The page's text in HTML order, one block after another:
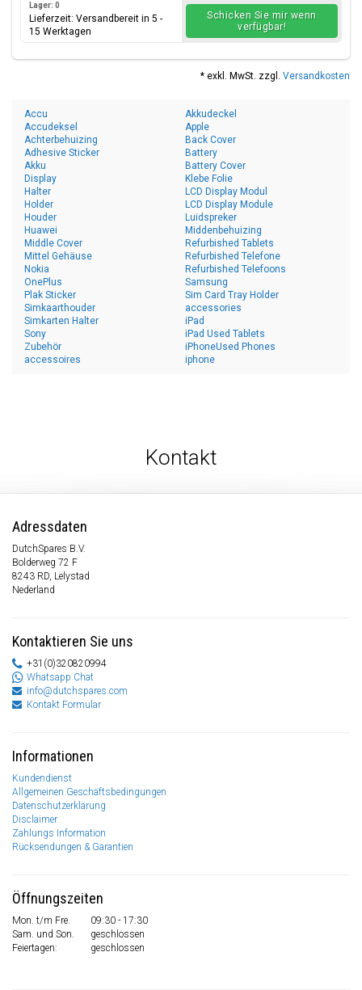
Lager: 0
Lieferzeit: Versandbereit in 5 -
15 Werktagen
Schicken Sie mir wenn
verfügbar!
* exkl. MwSt. zzgl. Versandkosten
Accu
Accudeksel
Achterbehuizing
Adhesive Sticker
Akku
Akkudeckel
Apple
Back Cover
Battery
Battery Cover
Display
Halter
Holder
Houder
Huawei
Klebe Folie
LCD Display Modul
LCD Display Module
Luidspreker
Middenbehuizing
Middle Cover
Mittel Gehäuse
Nokia
OnePlus
Plak Sticker
Refurbished Tablets
Refurbished Telefone
Refurbished Telefoons
Samsung
Sim Card Tray Holder
Simkaarthouder
Simkarten Halter
Sony
Zubehör
accessoires
accessories
iPad
iPad Used Tablets
iPhoneUsed Phones
iphone
Kontakt
Adressdaten
DutchSpares B.V.
Bolderweg 72 F
8243 RD, Lelystad
Nederland
Kontaktieren Sie uns
+31(0)320820994
Whatsapp Chat
info@dutchspares.com
Kontakt Formular
Informationen
Kundendienst
Allgemeinen Geschäftsbedingungen
Datenschutzerklärung
Disclaimer
Zahlungs Information
Rücksendungen & Garantien
Öffnungszeiten
Mon. t/m Fre.
09:30 - 17:30
Sam. und Son.
geschlossen
Feiertagen:
geschlossen